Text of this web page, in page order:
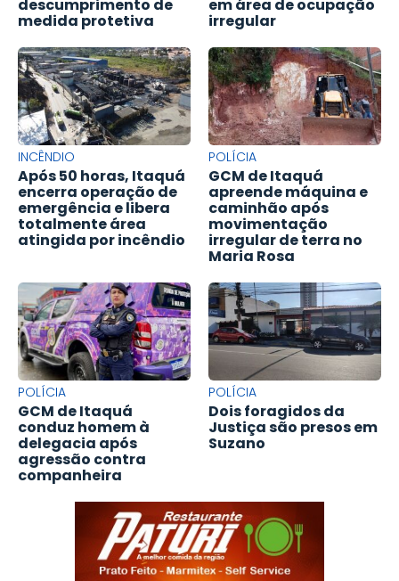
descumprimento de
medida protetiva
em área de ocupação
irregular
INCÊNDIO
Após 50 horas, Itaquá
encerra operação de
emergência e libera
totalmente área
atingida por incêndio
POLÍCIA
GCM de Itaquá
apreende máquina e
caminhão após
movimentação
irregular de terra no
Maria Rosa
POLÍCIA
GCM de Itaquá
conduz homem à
delegacia após
agressão contra
companheira
POLÍCIA
Dois foragidos da
Justiça são presos em
Suzano